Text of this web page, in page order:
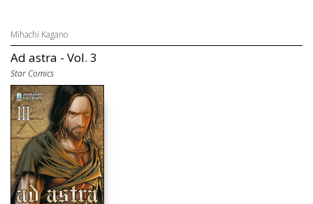
Mihachi Kagano
Ad astra - Vol. 3
Star Comics